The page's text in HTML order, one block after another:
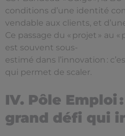
conditions d’une identité
vendable aux clients, et
Ce passage du « projet » au «
est souvent sous-
estimé dans l’innovation :
qui permet de scaler.
IV. Pôle Emploi
grand défi qui